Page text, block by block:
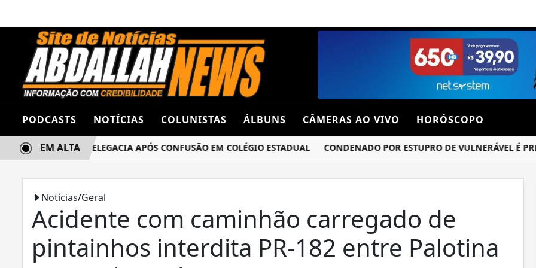
PODCASTS NOTÍCIAS COLUNISTAS ÁLBUNS CÂMERAS AO VIVO HORÓSCOPO
TERMINA NA DELEGACIA APÓS CONFUSÃO EM COLÉGIO ESTADUAL CONDENADO POR ESTUPRO DE VULNERÁVEL É
EM ALTA
Notícias/Geral
Acidente com caminhão carregado de
pintainhos interdita PR-182 entre Palotina